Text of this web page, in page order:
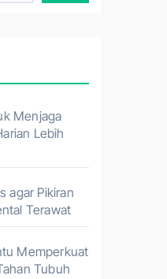
Menjaga
Lebih
agar Pikiran
Terawat
Memperkuat
Tubuh